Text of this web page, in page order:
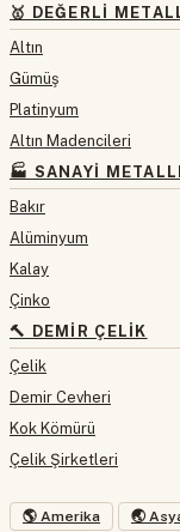
🥇 DEĞERLI
Altın
Gümüş
Platinyum
Altın Madencileri
🏭 SANAYI
Bakır
Alüminyum
Kalay
Çinko
🔨 DEMIR ÇELIK
Çelik
Demir Cevheri
Kok Kömürü
Çelik Şirketleri
🌎 Amerika 🌏